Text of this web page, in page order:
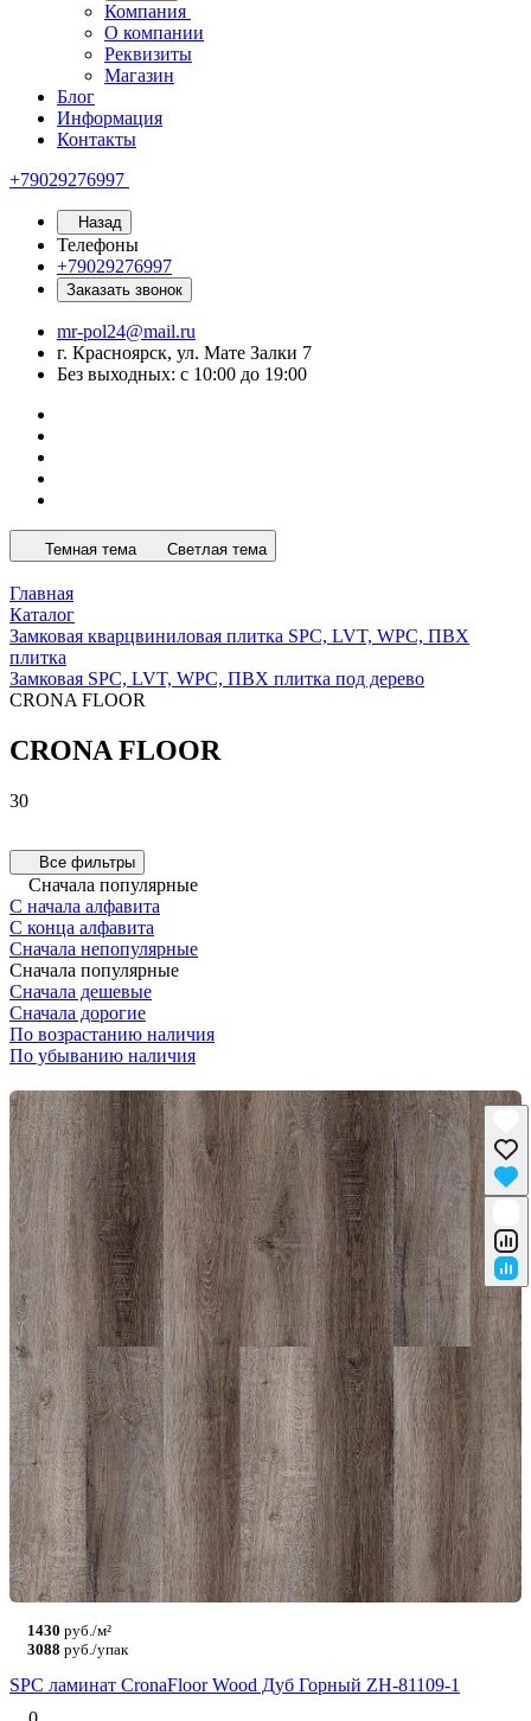
Компания
О компании
Реквизиты
Магазин
Блог
Информация
Контакты
+79029276997
Назад
Телефоны
+79029276997
Заказать звонок
mr-pol24@mail.ru
г. Красноярск, ул. Мате Залки 7
Без выходных: с 10:00 до 19:00
Темная тема Светлая тема
Главная
Каталог
Замковая кварцвиниловая плитка SPC, LVT, WPC, ПВХ
плитка
Замковая SPC, LVT, WPC, ПВХ плитка под дерево
CRONA FLOOR
CRONA FLOOR
30
CronaFloor Nano SPC 3.5 мм
CronaFloor Wood SPC 4 мм
Все фильтры
Сначала популярные
С начала алфавита
С конца алфавита
Сначала непопулярные
Сначала популярные
Сначала дешевые
Сначала дорогие
По возрастанию наличия
По убыванию наличия
1430 руб./м²
3088 руб./упак
SPC ламинат CronaFloor Wood Дуб Горный ZH-81109-1